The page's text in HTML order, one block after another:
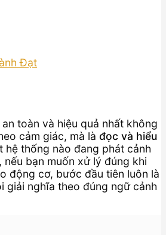
Đạt
toàn và hiệu quả nhất không
cảm giác, mà là đọc và hiểu
hệ thống nào đang phát cảnh
bạn muốn xử lý đúng khi
động cơ, bước đầu tiên luôn là
giải nghĩa theo đúng ngữ cảnh